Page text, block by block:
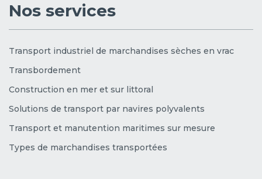
Nos services
Transport industriel de marchandises sèches en vrac
Transbordement
Construction en mer et sur littoral
Solutions de transport par navires polyvalents
Transport et manutention maritimes sur mesure
Types de marchandises transportées